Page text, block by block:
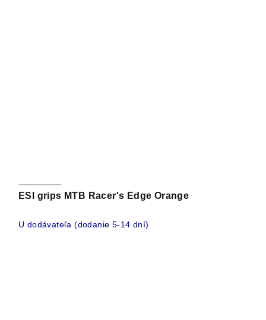
ESI grips MTB Racer's Edge Orange
U dodávateľa (dodanie 5-14 dní)